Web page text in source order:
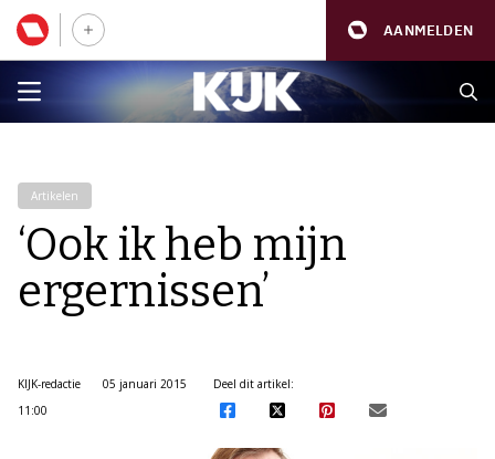
AANMELDEN
Artikelen
‘Ook ik heb mijn
ergernissen’
KIJK-redactie
05 januari 2015
11:00
Deel dit artikel: